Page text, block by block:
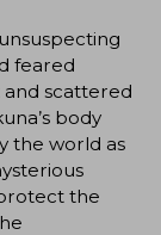
feared
scattered
body
the world as
the